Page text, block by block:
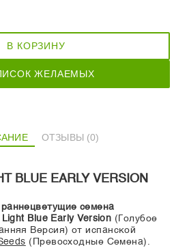
В КОРЗИНУ
ЖЕЛАЕМЫХ
ОТЗЫВЫ (0)
BLUE EARLY VERSION
семена
Blue Early Version (Голубое
Версия) от испанской
(Превосходные Семена).